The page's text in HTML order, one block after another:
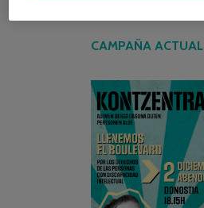
CAMPAÑA ACTUAL